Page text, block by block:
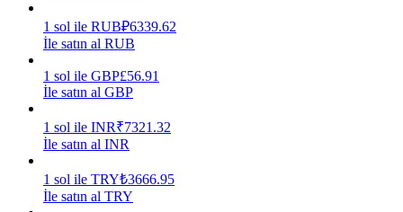
Staking
1 sol ile RUB₽6339.62
İle satın al RUB
1 sol ile GBP£56.91
İle satın al GBP
1 sol ile INR₹7321.32
İle satın al INR
1 sol ile TRY₺3666.95
İle satın al TRY